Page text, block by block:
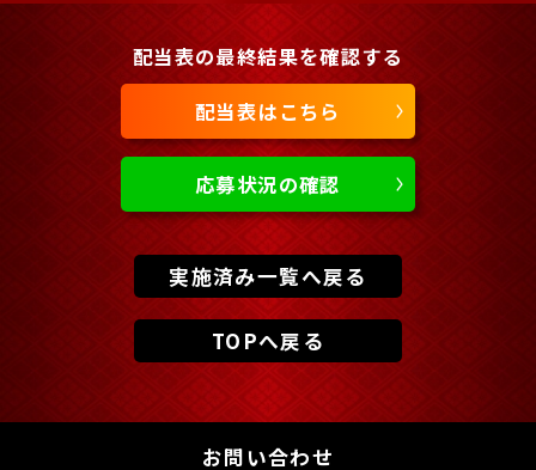
配当表の最終結果を確認する
配当表はこちら
応募状況の確認
実施済み一覧へ戻る
TOPへ戻る
お問い合わせ